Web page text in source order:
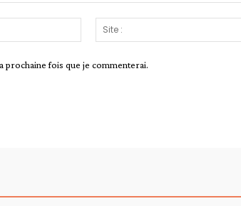
Email
:*
prochaine fois que je commenterai.